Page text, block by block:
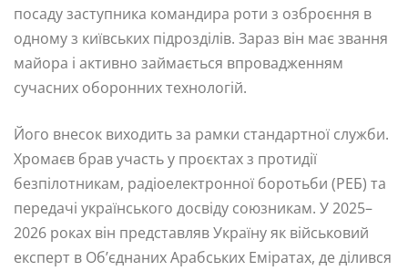
посаду заступника командира роти з озброєння в
одному з київських підрозділів. Зараз він має звання
майора і активно займається впровадженням
сучасних оборонних технологій.
Його внесок виходить за рамки стандартної служби.
Хромаєв брав участь у проєктах з протидії
безпілотникам, радіоелектронної боротьби (РЕБ) та
передачі українського досвіду союзникам. У 2025–
2026 роках він представляв Україну як військовий
експерт в Об’єднаних Арабських Еміратах, де ділився